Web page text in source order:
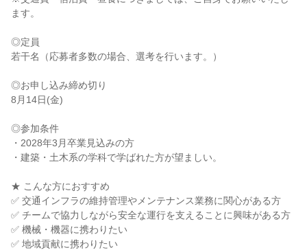
ます。
◎定員
若干名（応募者多数の場合、選考を行います。）
◎お申し込み締め切り
8月14日(金)
◎参加条件
・2028年3月卒業見込みの方
・建築・土木系の学科で学ばれた方が望ましい。
★ こんな方におすすめ
✅ 交通インフラの維持管理やメンテナンス業務に関心がある方
✅ チームで協力しながら安全な運行を支えることに興味がある方
✅ 機械・機器に携わりたい
✅ 地域貢献に携わりたい